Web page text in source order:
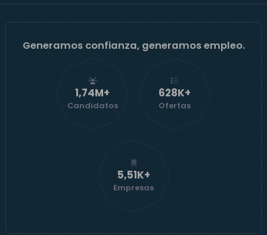
Generamos confianza, generamos empleo.
1,74M+
Candidatos
629K+
Ofertas
5,51K+
Empresas